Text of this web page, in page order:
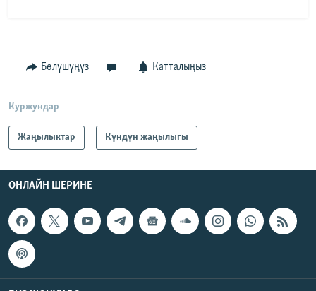
Бөлүшүңүз Катталыңыз
Куржундар
Жаңылыктар Күндүн жаңылыгы
ОНЛАЙН ШЕРИНЕ